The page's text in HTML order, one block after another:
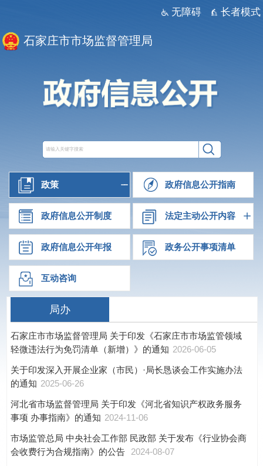
无障碍 长者模式
石家庄市市场监督管理局
政策 政府信息公开指南
政府信息公开制度 法定主动公开内容
政府信息公开年报 政务公开事项清单
互动咨询
局办
石家庄市市场监督管理局 关于印发《石家庄市市场监管领域
轻微违法行为免罚清单（新增）》的通知 2026-06-05
关于印发深入开展企业家（市民）·局长恳谈会工作实施办法
的通知 2025-06-26
河北省市场监督管理局 关于印发《河北省知识产权政务服务
事项 办事指南》的通知 2024-11-06
市场监管总局 中央社会工作部 民政部 关于发布《行业协会商
会收费行为合规指南》的公告
2024-08-07